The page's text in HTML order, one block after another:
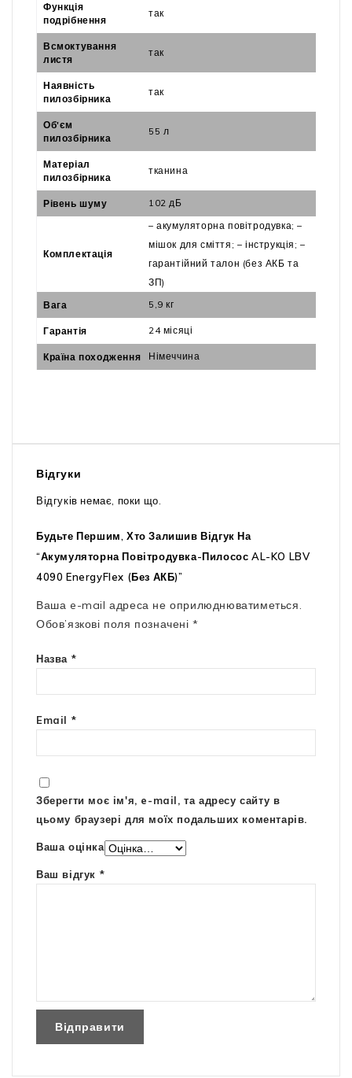
Функція
подрібнення
так
Всмоктування
листя
так
Наявність
пилозбірника
так
Об'єм
пилозбірника
55 л
Матеріал
пилозбірника
тканина
Рівень шуму 102 дБ
Комплектація
– акумуляторна повітродувка; –
мішок для сміття; – інструкція; –
гарантійний талон (без АКБ та
ЗП)
Вага
5,9 кг
Гарантія 24 місяці
Країна походження Німеччина
Відгуки
Відгуків немає, поки що.
Будьте Першим, Хто Залишив Відгук На
“Акумуляторна Повітродувка-Пилосос AL-KO LBV
4090 EnergyFlex (без АКБ)”
Ваша e-mail адреса не оприлюднюватиметься.
Обов’язкові поля позначені*
Назва *
Email *
Зберегти моє ім'я, e-mail, та адресу сайту в
цьому браузері для моїх подальших коментарів.
Ваша оцінка
Ваш відгук *